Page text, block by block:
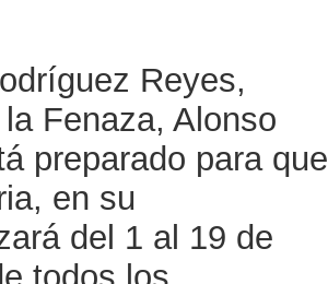
Reyes,
Fenaza, Alonso
preparado para que
en su
del 1 al 19 de